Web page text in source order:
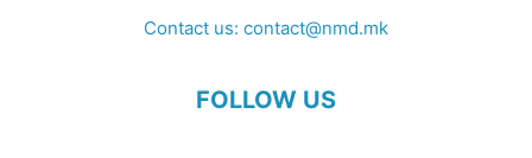
Contact us: contact@nmd.mk
FOLLOW US